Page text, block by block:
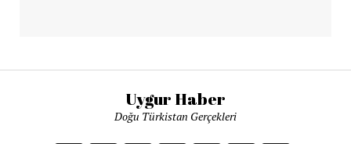
Uygur Haber
Doğu Türkistan Gerçekleri